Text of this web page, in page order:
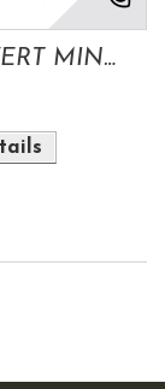
PANDA TEA SLIM TEA THE VERT MINCEUR 28 DAYS